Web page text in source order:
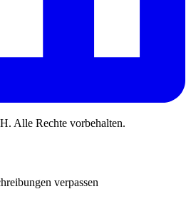
Alle Rechte vorbehalten.
verpassen